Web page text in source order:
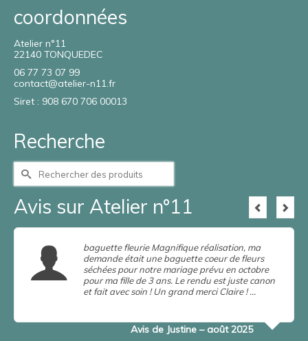
coordonnées
Atelier n°11
22140 TONQUEDEC
06 77 73 07 99
contact@atelier-n11.fr
Siret : 908 670 706 00013
Recherche
Rechercher :
Avis sur Atelier n°11
baguette fleurie Magnifique réalisation, ma
demande était une baguette coeur de fleurs
séchées pour notre mariage prévu en octobre
pour ma fille de 3 ans. Le rendu est juste canon
et fait avec soin ! Un grand merci Claire ! …
Avis de Justine – août 2025